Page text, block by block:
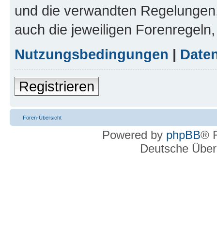
und die verwandten
auch die jeweiligen
Nutzungsbedingungen |
Registrieren
Foren-Übersicht
Powered by phpBB®
Deutsche